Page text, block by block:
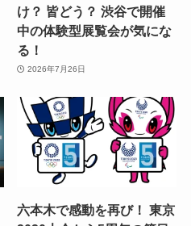
け？ 皆どう？ 渋谷で開催
中の体験型展覧会が気にな
る！
2026年7月26日
六本木で感動を再び！ 東京